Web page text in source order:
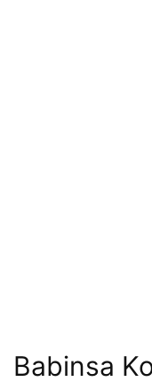
Babinsa